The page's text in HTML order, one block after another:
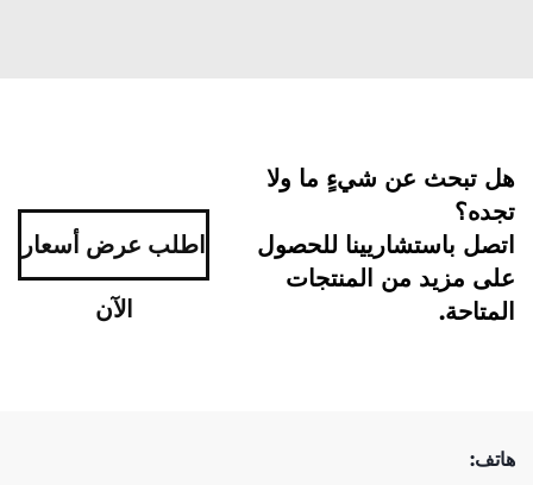
هل تبحث عن شيءٍ ما ولا
تجده؟
اتصل باستشاريينا للحصول
على مزيد من المنتجات
المتاحة.
اطلب عرض أسعار
الآن
هاتف: